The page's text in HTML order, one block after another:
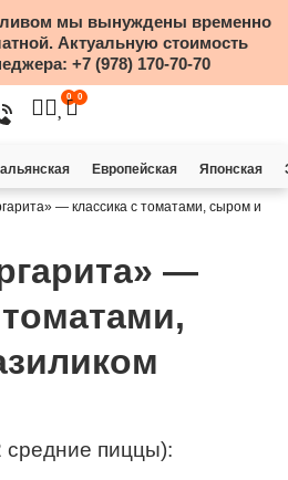
мы вынуждены временно
Актуальную стоимость
+7 (978) 170-70-70
0 0
Европейская Японская
— классика с томатами, сыром и
—
средние пиццы):